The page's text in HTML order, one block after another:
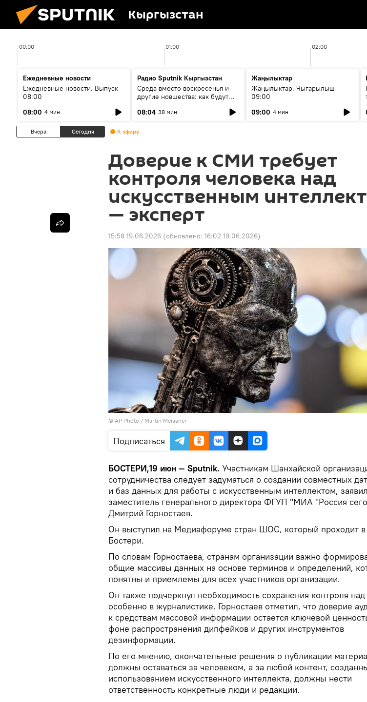
Кыргызстан
00:00 01:00 02:00
Ежедневные новости
Ежедневные новости. Выпуск
08:00
08:00 4 мин
Радио Sputnik Кыргызстан
Среда вместо воскресенья и
другие новшества: как будут
08:04 38 мин
Жаңылыктар
Жаңылыктар. Чыгарылыш
09:00
09:00 4 мин
Вчера Сегодня К эфиру
Доверие к СМИ требует
контроля человека над
искусственным
— эксперт
15:58 19.06.2026 (обновлено: 16:02 19.06.2026)
© AP Photo / Martin Meissner
Подписаться
БОСТЕРИ,19 июн — Sputnik. Участникам Шанхайской
сотрудничества следует задуматься о создании совместных
и баз данных для работы с искусственным интеллектом, заявил
заместитель генерального директора ФГУП "МИА "Россия
Дмитрий Горностаев.
Он выступил на Медиафоруме стран ШОС, который проходит в
Бостери.
По словам Горностаева, странам организации важно
общие массивы данных на основе терминов и определений,
понятны и приемлемы для всех участников организации.
Он также подчеркнул необходимость сохранения контроля
особенно в журналистике. Горностаев отметил, что доверие
к средствам массовой информации остается ключевой
фоне распространения дипфейков и других инструментов
дезинформации.
По его мнению, окончательные решения о публикации
должны оставаться за человеком, а за любой контент,
использованием искусственного интеллекта, должны нести
ответственность конкретные люди и редакции.